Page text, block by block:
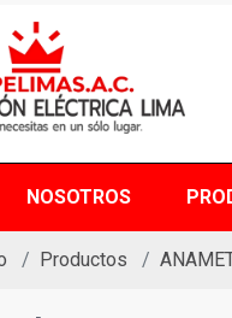
NOSOTROS
Productos